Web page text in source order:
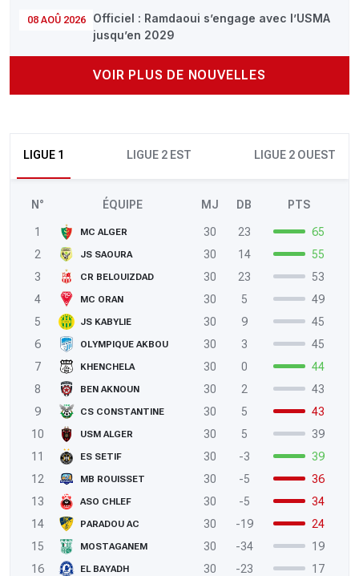
08 AOÛ 2026
Officiel : Ramdaoui s’engage avec l’USMA
jusqu’en 2029
VOIR PLUS DE NOUVELLES
LIGUE 1 LIGUE 2 EST LIGUE 2 OUEST
N° ÉQUIPE MJ DB PTS
1 MC ALGER 30 23
65
2
JS SAOURA 30 14
55
3
CR BELOUIZDAD 30 23
53
4
MC ORAN 30 5
49
5
JS KABYLIE 30 9
45
6
OLYMPIQUE AKBOU 30 3
45
7
KHENCHELA 30 0
44
8
BEN AKNOUN 30 2
43
9
CS CONSTANTINE 30 5
43
10
USM ALGER 30 5
39
11
ES SETIF 30 -3
39
12
MB ROUISSET 30 -5
36
13
ASO CHLEF 30 -5
34
14
PARADOU AC 30 -19
24
15
MOSTAGANEM 30 -34
19
16
EL BAYADH 30 -23 17